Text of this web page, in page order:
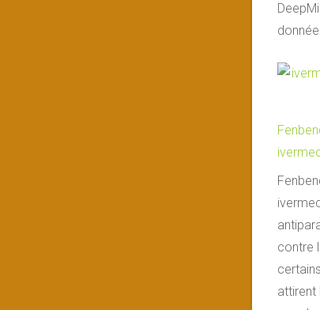
contre
attirent